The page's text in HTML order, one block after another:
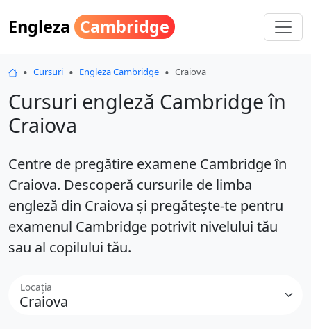
Engleza Cambridge
Engleza Cambridge
Cursuri Engleza Cambridge Craiova
Cursuri engleză Cambridge în
Craiova
Centre de pregătire examene Cambridge în
Craiova. Descoperă cursurile de limba
engleză din Craiova și pregătește-te pentru
examenul Cambridge potrivit nivelului tău
sau al copilului tău.
Locația